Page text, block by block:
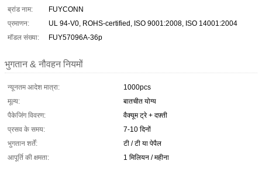
ब्रांड नाम:
FUYCONN
प्रमाणन:
UL 94-V0, ROHS-certified, ISO 9001:2008, ISO 14001:2004
मॉडल संख्या:
FUY57096A-36p
भुगतान & नौवहन नियमों
न्यूनतम आदेश मात्रा:
1000pcs
मूल्य:
बातचीत योग्य
पैकेजिंग विवरण:
वैक्यूम ट्रे + दफ़्ती
प्रसव के समय:
7-10 दिनों
भुगतान शर्तें:
टी / टी या पेपैल
आपूर्ति की क्षमता:
1 मिलियन / महीना